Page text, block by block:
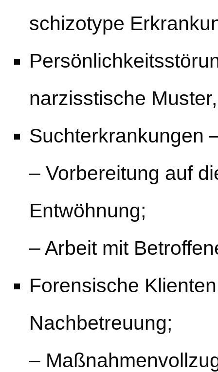
schizotype
narzisstische
Suchterkrankungen
– Vorbereitung auf
Entwöhnung;
– Arbeit mit
Forensische
Nachbetreuung;
–